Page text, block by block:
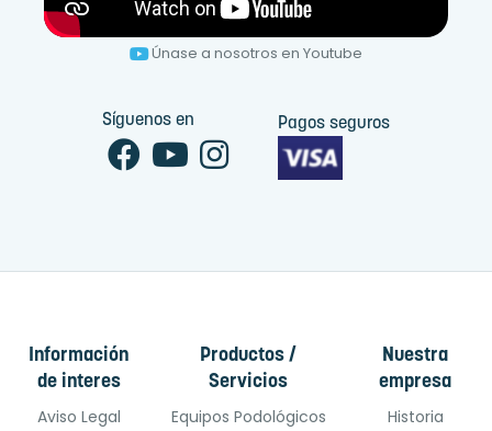
Únase a nosotros en Youtube
Síguenos en Pagos seguros
Información
de interes
Aviso Legal
Productos /
Servicios
Equipos Podológicos
Nuestra
empresa
Historia